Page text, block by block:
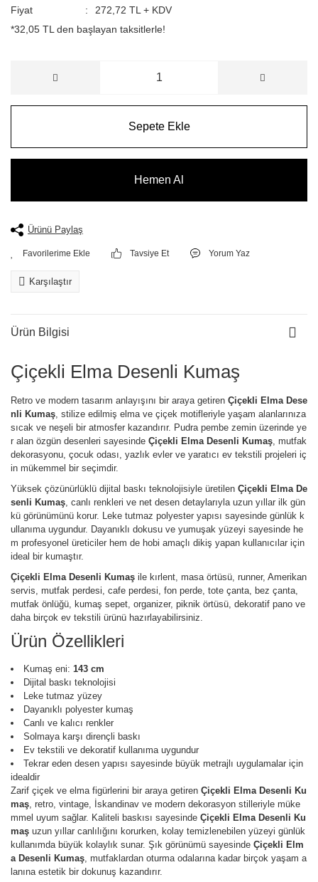
Fiyat
272,72 TL + KDV
*32,05 TL den başlayan taksitlerle!
Sepete Ekle
Hemen Al
Ürünü Paylaş
Tavsiye Et Yorum Yaz
Karşılaştır
Ürün Bilgisi
Çiçekli Elma Desenli Kumaş
Retro ve modern tasarım anlayışını bir araya getiren Çiçekli Elma Dese
nli Kumaş, stilize edilmiş elma ve çiçek motifleriyle yaşam alanlarınıza
sıcak ve neşeli bir atmosfer kazandırır. Pudra pembe zemin üzerinde ye
r alan özgün desenleri sayesinde Çiçekli Elma Desenli Kumaş, mutfak
dekorasyonu, çocuk odası, yazlık evler ve yaratıcı ev tekstili projeleri iç
in mükemmel bir seçimdir.
Yüksek çözünürlüklü dijital baskı teknolojisiyle üretilen Çiçekli Elma De
senli Kumaş, canlı renkleri ve net desen detaylarıyla uzun yıllar ilk gün
kü görünümünü korur. Leke tutmaz polyester yapısı sayesinde günlük k
ullanıma uygundur. Dayanıklı dokusu ve yumuşak yüzeyi sayesinde he
m profesyonel üreticiler hem de hobi amaçlı dikiş yapan kullanıcılar için
ideal bir kumaştır.
Çiçekli Elma Desenli Kumaş ile kırlent, masa örtüsü, runner, Amerikan
servis, mutfak perdesi, cafe perdesi, fon perde, tote çanta, bez çanta,
mutfak önlüğü, kumaş sepet, organizer, piknik örtüsü, dekoratif pano ve
daha birçok ev tekstili ürünü hazırlayabilirsiniz.
Ürün Özellikleri
Kumaş eni: 143 cm
Dijital baskı teknolojisi
Leke tutmaz yüzey
Dayanıklı polyester kumaş
Canlı ve kalıcı renkler
Solmaya karşı dirençli baskı
Ev tekstili ve dekoratif kullanıma uygundur
Tekrar eden desen yapısı sayesinde büyük metrajlı uygulamalar için
idealdir
Zarif çiçek ve elma figürlerini bir araya getiren Çiçekli Elma Desenli Ku
maş, retro, vintage, İskandinav ve modern dekorasyon stilleriyle müke
mmel uyum sağlar. Kaliteli baskısı sayesinde Çiçekli Elma Desenli Ku
maş uzun yıllar canlılığını korurken, kolay temizlenebilen yüzeyi günlük
kullanımda büyük kolaylık sunar. Şık görünümü sayesinde Çiçekli Elm
a Desenli Kumaş, mutfaklardan oturma odalarına kadar birçok yaşam a
lanına estetik bir dokunuş kazandırır.